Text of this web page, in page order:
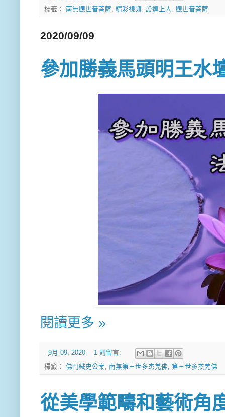
標籤： 南無觀世音菩薩, 精彩視頻, 證達上人, 觀世音菩薩
2020/09/09
參加勝義馬頭明王水
閱讀更多 »
- 9月 09, 2020
1 則留言:
標籤： 佛門鐵史公案 南無第三世多杰羌佛 第三世多杰羌佛
從美學範疇和藝術角